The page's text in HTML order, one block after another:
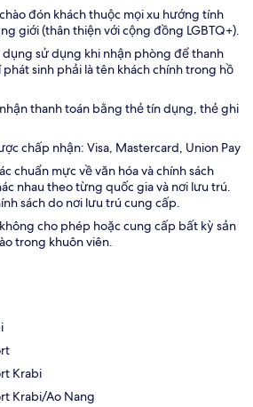
đón khách thuộc mọi xu hướng tính
giới (thân thiện với cộng đồng LGBTQ+).
sử dụng khi nhận phòng để thanh
phát sinh phải là tên khách chính trong hồ
thanh toán bằng thẻ tín dụng, thẻ ghi
chấp nhận: Visa, Mastercard, Union Pay
chuẩn mực về văn hóa và chính sách
nhau theo từng quốc gia và nơi lưu trú.
sách do nơi lưu trú cung cấp.
cho phép hoặc cung cấp bất kỳ sản
trong khuôn viên.
Krabi
Krabi/Ao Nang